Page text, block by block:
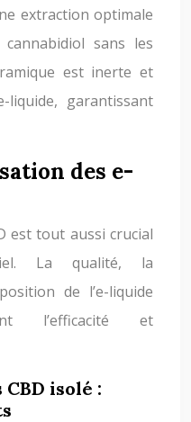
extraction optimale
sans les
est inerte et
liquide, garantissant
des e-
est tout aussi crucial
La qualité, la
de l’e-liquide
l’efficacité et
isolé :